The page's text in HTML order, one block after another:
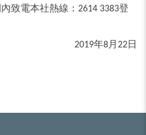
電本社熱線：2614 3383登
2019年8月22日